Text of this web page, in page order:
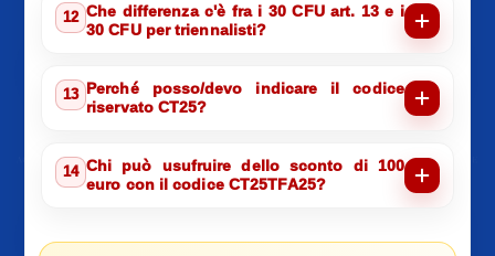
12 Che differenza c'è fra i 30 CFU art. 13 e i
30 CFU per triennalisti?
13 Perché posso/devo indicare il codice
riservato CT25?
14 Chi può usufruire dello sconto di 100
euro con il codice CT25TFA25?